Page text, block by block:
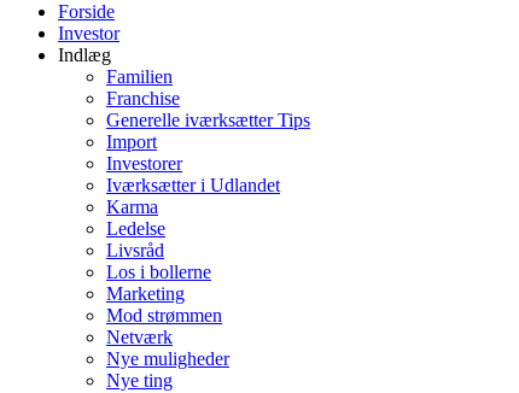
Forside
Investor
Indlæg
Familien
Franchise
Generelle iværksætter Tips
Import
Investorer
Iværksætter i Udlandet
Karma
Ledelse
Livsråd
Los i bollerne
Marketing
Mod strømmen
Netværk
Nye muligheder
Nye ting